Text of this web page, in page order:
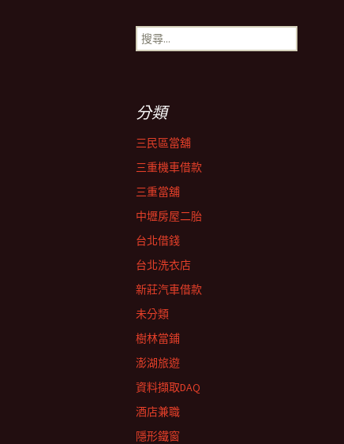
搜
尋
分類
三民區當舖
三重機車借款
三重當舖
中壢房屋二胎
台北借錢
台北洗衣店
新莊汽車借款
未分類
樹林當鋪
澎湖旅遊
資料擷取DAQ
酒店兼職
隱形鐵窗